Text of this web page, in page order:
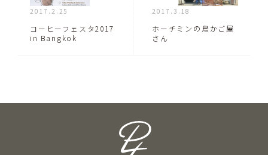
2017.2.25
コーヒーフェスタ2017
in Bangkok
2017.3.18
ホーチミンの鳥かご屋
さん